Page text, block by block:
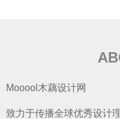
Mooool木藕设计网
致力于传播全球优秀设计